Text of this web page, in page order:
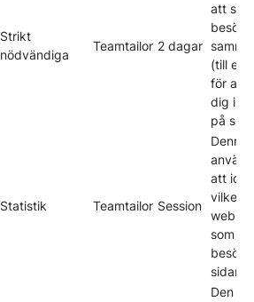
Strikt
nödvändiga
Teamtailor 2 dagar
att
(till
för att
dig
på
Statistik Teamtailor Session
Denna
att
vilken
som
sidan.
Den